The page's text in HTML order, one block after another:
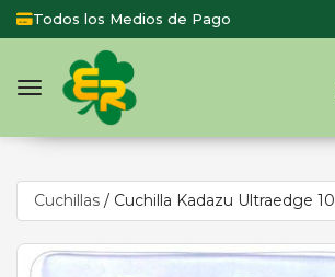
Todos los Medios de Pago
Toggle navigation
Cuchillas / Cuchilla Kadazu Ultraedge 10